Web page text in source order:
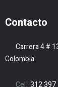
Contacto
Carrera 4 #
Colombia
Cel.:312 397